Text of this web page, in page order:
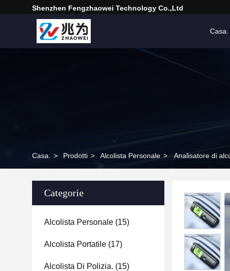
Shenzhen Fengzhaowei Technology Co.,Ltd
Casa.
Casa. > Prodotti > Alcolista Personale > Analisatore di
Categorie
Alcolista Personale (15)
Alcolista Portatile (17)
Alcolista Di Polizia. (15)